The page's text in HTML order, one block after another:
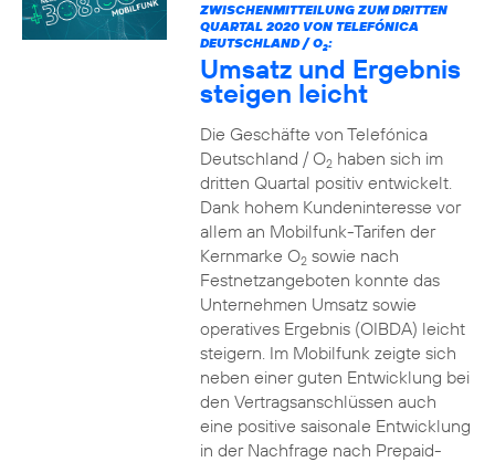
ZWISCHENMITTEILUNG ZUM DRITTEN
QUARTAL 2020 VON TELEFÓNICA
DEUTSCHLAND / O2:
Umsatz und Ergebnis
steigen leicht
Die Geschäfte von Telefónica
Deutschland / O2haben sich im
dritten Quartal positiv entwickelt.
Dank hohem Kundeninteresse vor
allem an Mobilfunk-Tarifen der
Kernmarke O2sowie nach
Festnetzangeboten konnte das
Unternehmen Umsatz sowie
operatives Ergebnis (OIBDA) leicht
steigern. Im Mobilfunk zeigte sich
neben einer guten Entwicklung bei
den Vertragsanschlüssen auch
eine positive saisonale Entwicklung
in der Nachfrage nach Prepaid-